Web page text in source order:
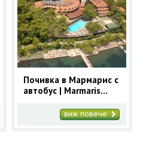
КОНТАКТИ
Запитване
Почивка в Мармарис с
автобус | Marmaris
записвания Мармарис
виж повече